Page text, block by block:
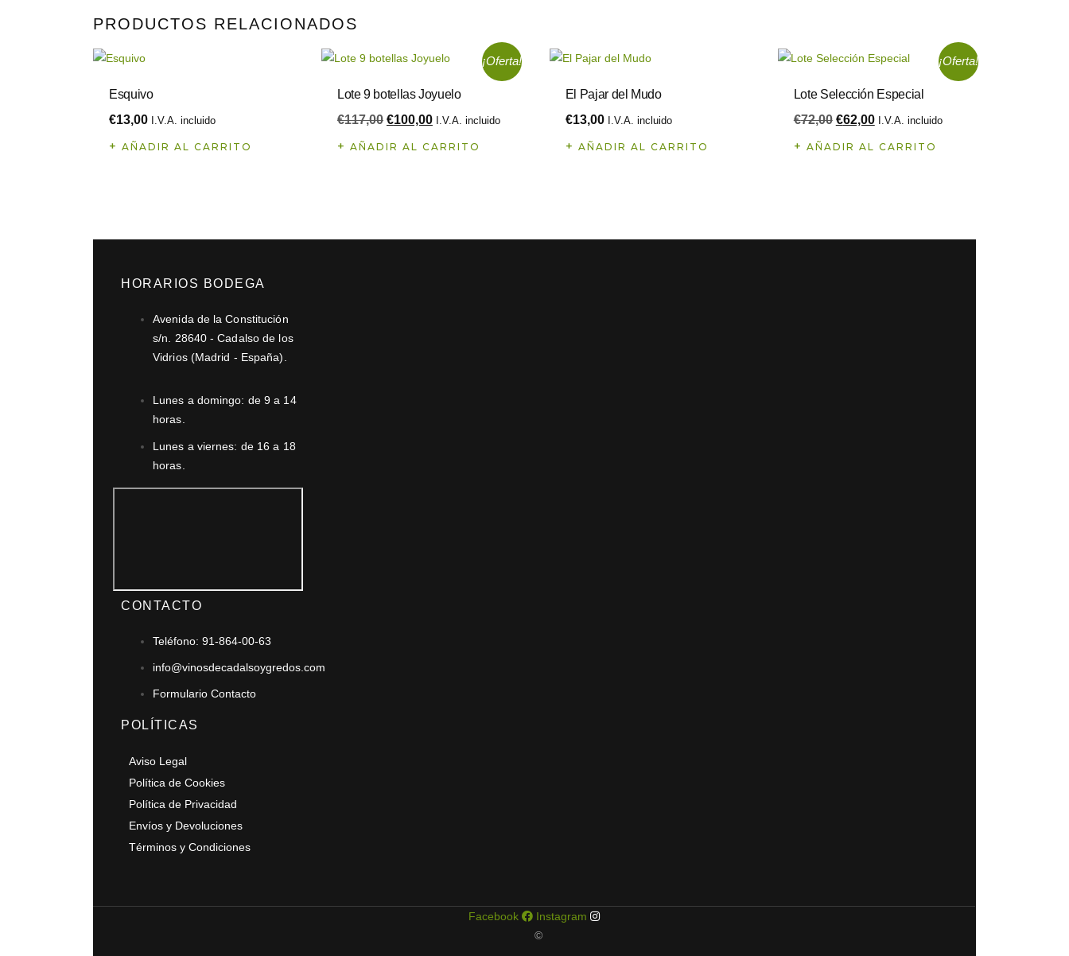
PRODUCTOS RELACIONADOS
Esquivo
€13,00 I.V.A. incluido
AÑADIR AL CARRITO
¡Oferta!
Lote 9 botellas Joyuelo
€117,00 €100,00 I.V.A. incluido
AÑADIR AL CARRITO
El Pajar del Mudo
€13,00 I.V.A. incluido
AÑADIR AL CARRITO
¡Oferta!
Lote Selección Especial
€72,00 €62,00 I.V.A. incluido
AÑADIR AL CARRITO
HORARIOS BODEGA
Avenida de la Constitución
s/n. 28640 - Cadalso de los
Vidrios (Madrid - España).
Lunes a domingo: de 9 a 14
horas.
Lunes a viernes: de 16 a 18
horas.
CONTACTO
Teléfono: 91-864-00-63
info@vinosdecadalsoygredos.com
Formulario Contacto
POLÍTICAS
Aviso Legal
Política de Cookies
Política de Privacidad
Envíos y Devoluciones
Términos y Condiciones
Facebook
Instagram
©